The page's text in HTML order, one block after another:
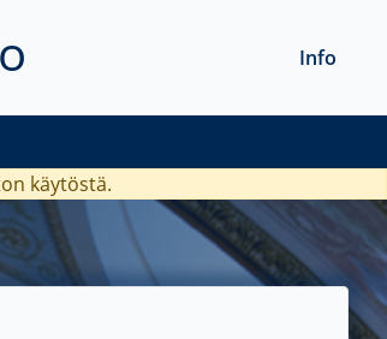
Info
käytöstä.